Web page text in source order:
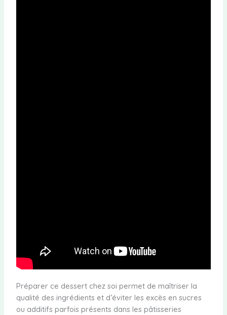
Préparer ce dessert chez soi permet de maîtriser la
qualité des ingrédients et d’éviter les excès en sucres
ou additifs parfois présents dans les pâtisseries